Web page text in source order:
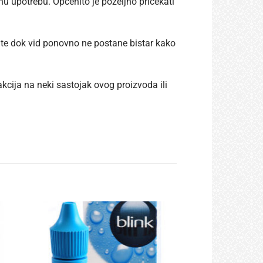
dok vid ponovno ne postane bistar kako
na neki sastojak ovog proizvoda ili